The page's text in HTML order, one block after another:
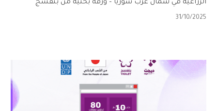
الزراعية في شمال غرب سوريا – ورقة بحثية من بنفسج
31/10/2025